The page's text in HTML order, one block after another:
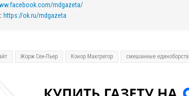
mdgazeta/
https://ok.ru/mdgazeta
Жорж Сен-Пьер Конор Макгрегор смешанные